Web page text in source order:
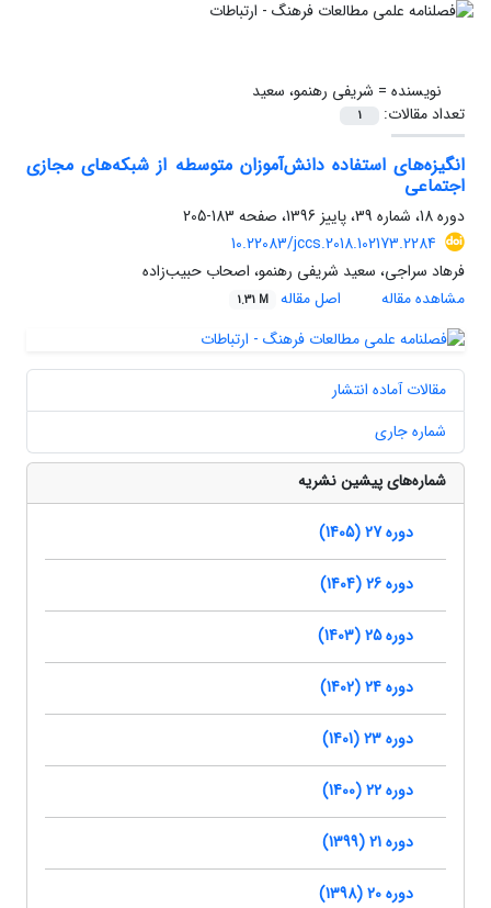
نویسنده = شریفی رهنمو، سعید
تعداد مقالات:
1
انگیزه‌های استفاده دانش‌آموزان متوسطه از شبکه‌های مجازی
اجتماعی
دوره 18، شماره 39، پاییز 1396، صفحه
183-205
10.22083/jccs.2018.102173.2284
فرهاد سراجی، سعید شریفی رهنمو، اصحاب حبیب‌زاده
مشاهده مقاله
اصل مقاله 1.31 M
مقالات آماده انتشار
شماره جاری
شماره‌های پیشین نشریه
دوره 27 (1405)
دوره 26 (1404)
دوره 25 (1403)
دوره 24 (1402)
دوره 23 (1401)
دوره 22 (1400)
دوره 21 (1399)
دوره 20 (1398)